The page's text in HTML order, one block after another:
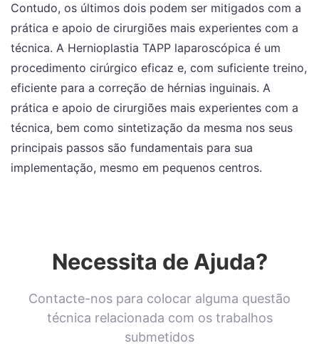
Contudo, os últimos dois podem ser mitigados com a
prática e apoio de cirurgiões mais experientes com a
técnica. A Hernioplastia TAPP laparoscópica é um
procedimento cirúrgico eficaz e, com suficiente treino,
eficiente para a correção de hérnias inguinais. A
prática e apoio de cirurgiões mais experientes com a
técnica, bem como sintetização da mesma nos seus
principais passos são fundamentais para sua
implementação, mesmo em pequenos centros.
Necessita de Ajuda?
Contacte-nos para colocar alguma questão
técnica relacionada com os trabalhos
submetidos